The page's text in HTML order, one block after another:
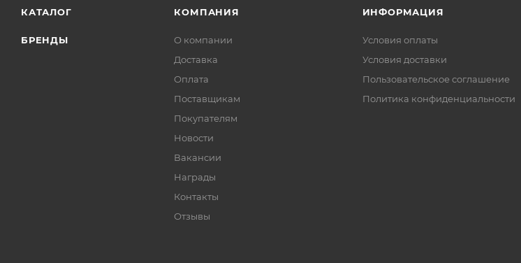
КАТАЛОГ
БРЕНДЫ
КОМПАНИЯ
О компании
Доставка
Оплата
Поставщикам
Покупателям
Новости
Вакансии
Награды
Контакты
Отзывы
ИНФОРМАЦИЯ
Условия оплаты
Условия доставки
Пользовательское соглашение
Политика конфиденциальности